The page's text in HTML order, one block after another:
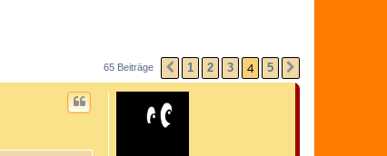
65 Beiträge VORHERIGE
1 2 3 4 5